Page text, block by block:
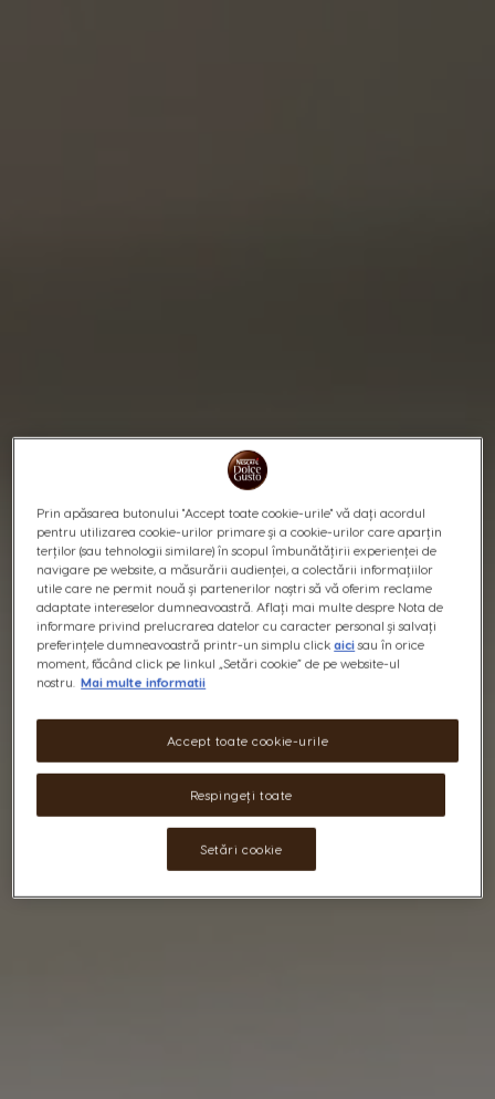
Prin apăsarea butonului "Accept toate cookie-urile" vă dați acordul
pentru utilizarea cookie-urilor primare și a cookie-urilor care aparțin
terților (sau tehnologii similare) în scopul îmbunătățirii experienței de
navigare pe website, a măsurării audienței, a colectării informațiilor
utile care ne permit nouă și partenerilor noștri să vă oferim reclame
adaptate intereselor dumneavoastră. Aflați mai multe despre Nota de
informare privind prelucrarea datelor cu caracter personal și salvați
preferințele dumneavoastră printr-un simplu clickaici sau în orice
moment, făcând click pe linkul „Setări cookie” de pe website-ul
nostru.
Mai multe informatii
Respingeți toate
Accept toate cookie-urile
Setări cookie